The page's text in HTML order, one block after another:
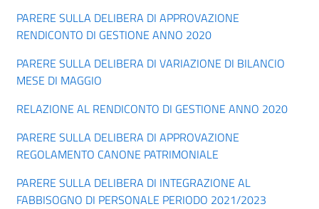
PARERE SULLA DELIBERA DI APPROVAZIONE
RENDICONTO DI GESTIONE ANNO 2020
PARERE SULLA DELIBERA DI VARIAZIONE DI BILANCIO
MESE DI MAGGIO
RELAZIONE AL RENDICONTO DI GESTIONE ANNO 2020
PARERE SULLA DELIBERA DI APPROVAZIONE
REGOLAMENTO CANONE PATRIMONIALE
PARERE SULLA DELIBERA DI INTEGRAZIONE AL
FABBISOGNO DI PERSONALE PERIODO 2021/2023